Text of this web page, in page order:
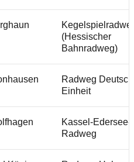
(Hessischer
Bahnradweg)
Radweg
Einheit
Kassel-Edersee-
Radweg